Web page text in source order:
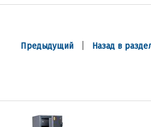
Предыдущий| Назад в